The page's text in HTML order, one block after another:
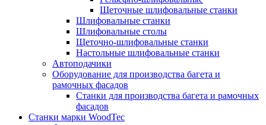
Щеточные шлифовальные станки
Шлифовальные станки
Шлифовальные столы
Щеточно-шлифовальные станки
Настольные шлифовальные станки
Автоподачики
Оборудование для производства багета и
рамочных фасадов
Станки для производства багета и рамочных
фасадов
Станки марки WoodTec